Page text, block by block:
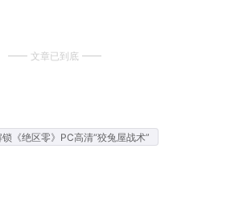
文章已到底
《绝区零》PC高清“狡兔屋战术”